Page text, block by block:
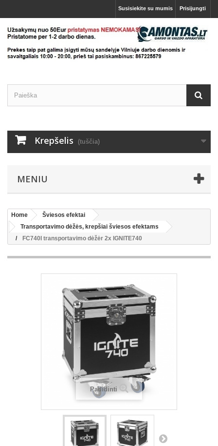
Prisijungti
Susisiekite su mumis
Krepšelis (tuščia)
MENIU
Home
Šviesos efektai
Transportavimo dėžės, krepšiai šviesos efektams
FC740I transportavimo dėžėr 2x IGNITE740
Padidinti